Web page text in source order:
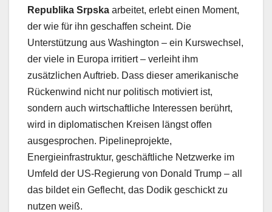
Republika Srpska arbeitet, erlebt einen Moment,
der wie für ihn geschaffen scheint. Die
Unterstützung aus Washington – ein Kurswechsel,
der viele in Europa irritiert – verleiht ihm
zusätzlichen Auftrieb. Dass dieser amerikanische
Rückenwind nicht nur politisch motiviert ist,
sondern auch wirtschaftliche Interessen berührt,
wird in diplomatischen Kreisen längst offen
ausgesprochen. Pipelineprojekte,
Energieinfrastruktur, geschäftliche Netzwerke im
Umfeld der US-Regierung von Donald Trump – all
das bildet ein Geflecht, das Dodik geschickt zu
nutzen weiß.